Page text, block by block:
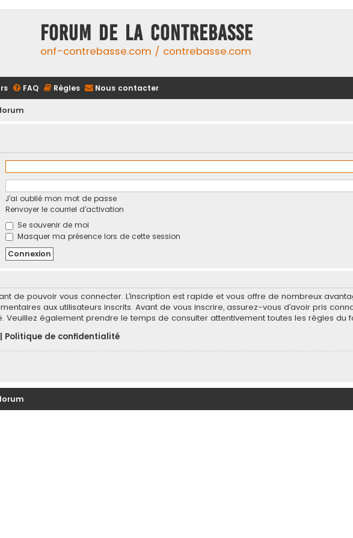
FORUM DE LA CONTREBASSE
onf-contrebasse.com / contrebasse.com
FAQ Règles Nous contacter
J’ai oublié mon mot de passe
Renvoyer le courriel d’activation
Se souvenir de moi
Masquer ma présence lors de cette session
de pouvoir vous connecter. L’inscription est rapide et vous offre de nombreux
aux utilisateurs inscrits. Avant de vous inscrire, assurez-vous d’avoir pris
Veuillez également prendre le temps de consulter attentivement toutes les règles du
Politique de confidentialité